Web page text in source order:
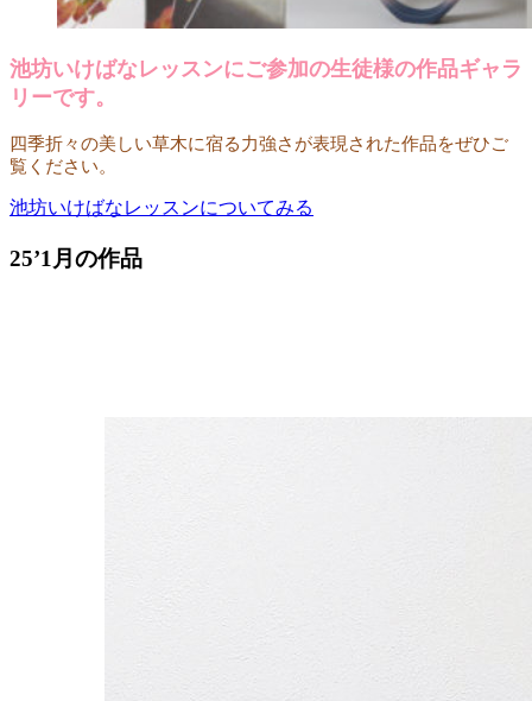
池坊いけばなレッスンにご参加の生徒様の作品ギャラ
リーです。
四季折々の美しい草木に宿る力強さが表現された作品をぜひご
覧ください。
池坊いけばなレッスンについてみる
25’1月の作品